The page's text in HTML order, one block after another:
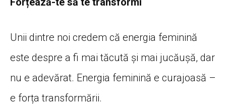
Unii dintre noi credem că energia feminină
este despre a fi mai tăcută și mai jucăușă, dar
nu e adevărat. Energia feminină e curajoasă –
e forțatransformării.